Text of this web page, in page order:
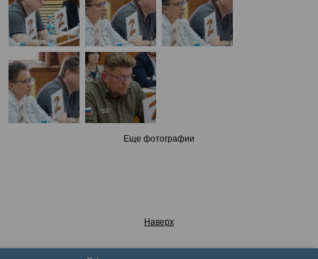
Еще фотографии
Наверх